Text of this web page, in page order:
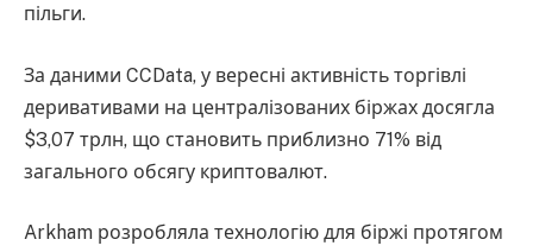
пільги.
За даними CCData, у вересні активність торгівлі
деривативами на централізованих біржах досягла
$3,07 трлн, що становить приблизно 71% від
загального обсягу криптовалют.
Arkham розробляла технологію для біржі протягом